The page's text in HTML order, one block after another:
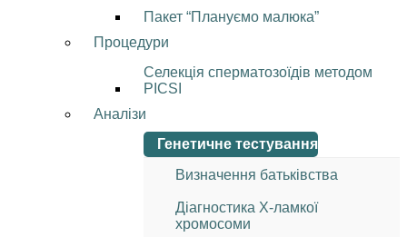
Пакет “Плануємо малюка”
Процедури
Селекція сперматозоїдів методом
PICSI
Аналізи
Генетичне тестування
Визначення батьківства
Діагностика Х-ламкої
хромосоми